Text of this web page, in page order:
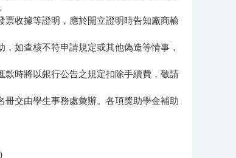
收據等證明，應於開立證明時告知廠商輸
如查核不符申請規定或其他偽造等情事，
時將以銀行公告之規定扣除手續費，敬請
交由學生事務處彙辦。各項獎助學金補助